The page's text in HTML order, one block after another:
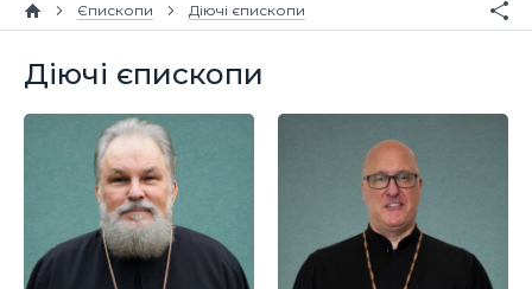
Єпископи Діючі єпископи
Діючі єпископи